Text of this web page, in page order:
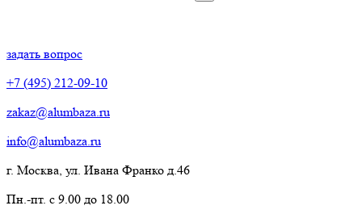
задать вопрос
+7 (495) 212-09-10
zakaz@alumbaza.ru
info@alumbaza.ru
г. Москва, ул. Ивана Франко д.46
Пн.-пт. с 9.00 до 18.00